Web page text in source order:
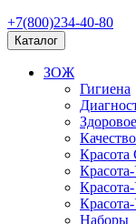
+7(800)234-40-80
Каталог
ЗОЖ
Гигиена
Наборы